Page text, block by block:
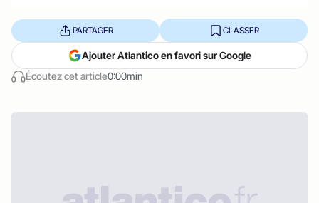
Écoutez cet article0:00min
PARTAGER CLASSER
Ajouter Atlantico en favori sur Google